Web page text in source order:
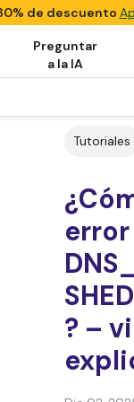
de descuento
Preguntar
a la IA
Tutoriales
error
? –